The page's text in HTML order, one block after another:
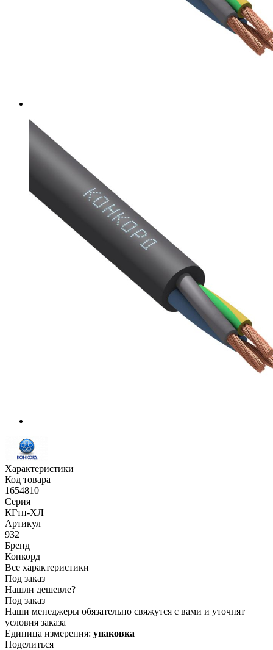
Характеристики
Код товара
1654810
Серия
КГтп-ХЛ
Артикул
932
Бренд
Конкорд
Все характеристики
Под заказ
Нашли дешевле?
Под заказ
Наши менеджеры обязательно свяжутся с вами и уточнят
условия заказа
Единица измерения: упаковка
Поделиться